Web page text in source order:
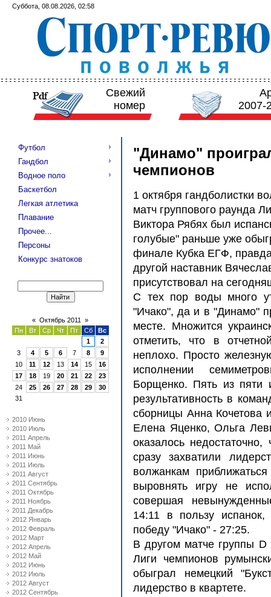
Суббота, 08.08.2026, 02:58
Свежий
номер
2007-
Футбол
Гандбол
Водное поло
Баскетбол
Легкая атлетика
Плавание
Прочее...
Персоны
Конкурс знатоков
« Октябрь 2011
»
Пн
Вт Ср Чт Пт Сб
Вс
1
2
3
4 5 6 7 8
9
10
11 12 13 14 15
16
17
18 19 20 21 22
23
24
25 26 27 28 29
30
31
2010 Июнь
2010 Июль
2011 Апрель
2011 Май
2011 Июнь
2011 Июль
2011 Август
2011 Сентябрь
2011 Октябрь
2011 Ноябрь
2011 Декабрь
2012 Январь
2012 Февраль
2012 Март
2012 Апрель
2012 Май
2012 Июнь
2012 Июль
2012 Август
2012 Сентябрь
"Динамо"
чемпионов
1 октября гандболистки
матч группового раунда
Виктора Рябях был
голубые" раньше уже
финале Кубка ЕГФ,
другой наставник
присутствовал на
С тех пор воды много
"Ичако", да и в "Динамо"
месте. Множится
отметить, что в
неплохо. Просто
исполнении
Борщенко. Пять из
результативность в
сборницы Анна Кочетова
Елена Яценко, Ольга
оказалось
сразу захватили
волжанкам
выровнять игру не
совершая
14:11 в пользу
победу "Ичако" - 27:25.
В другом матче группы
Лиги чемпионов
обыграл немецкий
лидерство в квартете.